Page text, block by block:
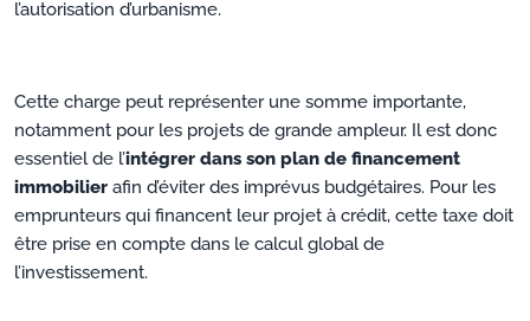
l’autorisation d’urbanisme.
Cette charge peut représenter une somme importante,
notamment pour les projets de grande ampleur. Il est donc
essentiel de l’intégrer dans son plan de financement
immobilier afin d’éviter des imprévus budgétaires. Pour les
emprunteurs qui financent leur projet à crédit, cette taxe doit
être prise en compte dans le calcul global de
l’investissement.